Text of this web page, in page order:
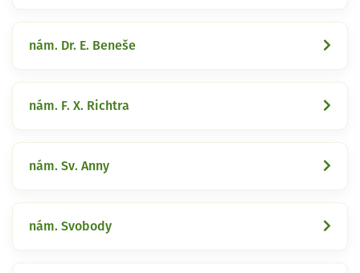
nám. Dr. E. Beneše
nám. F. X. Richtra
nám. Sv. Anny
nám. Svobody